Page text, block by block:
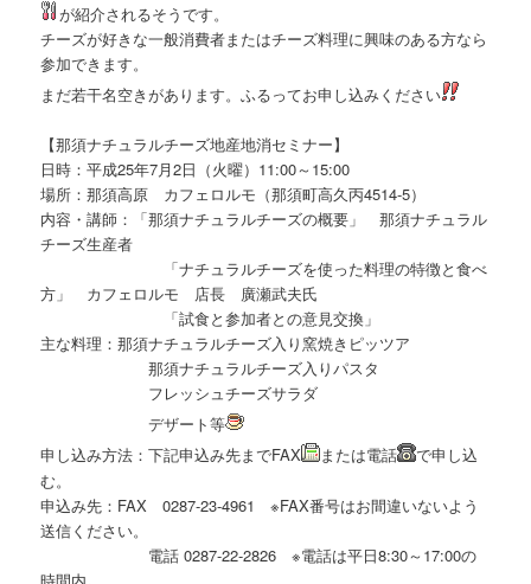
が紹介されるそうです。
チーズが好きな一般消費者またはチーズ料理に興味のある方なら
参加できます。
まだ若干名空きがあります。ふるってお申し込みください
【那須ナチュラルチーズ地産地消セミナー】
日時：平成25年7月2日（火曜）11:00～15:00
場所：那須高原 カフェロルモ（那須町高久丙4514-5）
内容・講師：「那須ナチュラルチーズの概要」 那須ナチュラル
チーズ生産者
「ナチュラルチーズを使った料理の特徴と食べ
方」 カフェロルモ 店長 廣瀬武夫氏
「試食と参加者との意見交換」
主な料理：那須ナチュラルチーズ入り窯焼きピッツア
那須ナチュラルチーズ入りパスタ
フレッシュチーズサラダ
デザート等
申し込み方法：下記申込み先までFAX
または電話
で申し込
む。
申込み先：FAX 0287-23-4961 ※FAX番号はお間違いないよう
送信ください。
電話 0287-22-2826 ※電話は平日8:30～17:00の
時間内。